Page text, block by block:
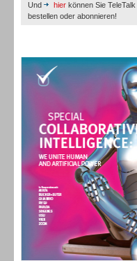
Und
hier können Sie TeleTalk
bestellen oder abonnieren!
Personal
Inbound